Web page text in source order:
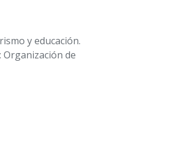
y educación.
de